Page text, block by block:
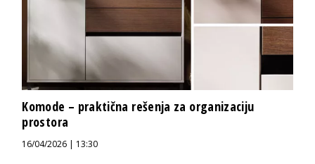
Komode – praktična rešenja za organizaciju
prostora
16/04/2026 | 13:30